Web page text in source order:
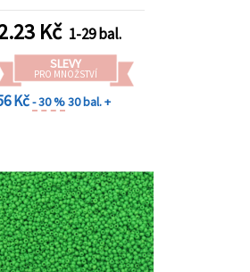
Kč 1-29 bal.
SLEVY
PRO MNOŽSTVÍ
Kč- 30 %30 bal. +